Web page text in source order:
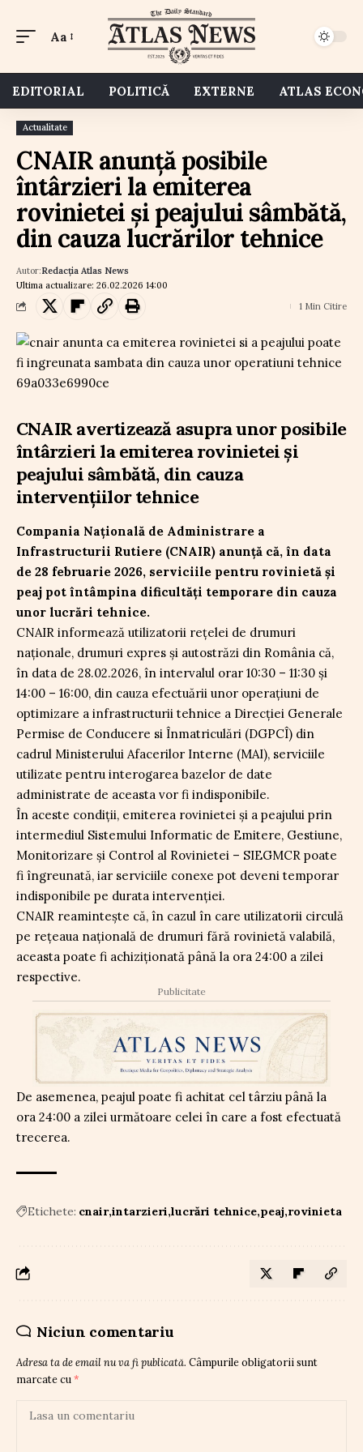
Aa
EDITORIAL POLITICĂ EXTERNE ATLAS
Actualitate
CNAIR anunță posibile
întârzieri la emiterea
rovinietei și peajului sâmbătă,
din cauza lucrărilor tehnice
Ultima actualizare: 26.02.2026 14:00
Autor:Redacția Atlas News
1 Min Citire
CNAIR avertizează asupra unor posibile
întârzieri la emiterea rovinietei și
peajului sâmbătă, din cauza
intervențiilor tehnice
Compania Națională de Administrare a
Infrastructurii Rutiere (CNAIR) anunță că, în data
de 28 februarie 2026, serviciile pentru rovinietă și
peaj pot întâmpina dificultăți temporare din cauza
unor lucrări tehnice.
CNAIR informează utilizatorii rețelei de drumuri
naționale, drumuri expres și autostrăzi din România că,
în data de 28.02.2026, în intervalul orar 10:30 – 11:30 și
14:00 – 16:00, din cauza efectuării unor operațiuni de
optimizare a infrastructurii tehnice a Direcției Generale
Permise de Conducere si Înmatriculări (DGPCÎ) din
cadrul Ministerului Afacerilor Interne (MAI), serviciile
utilizate pentru interogarea bazelor de date
administrate de aceasta vor fi indisponibile.
În aceste condiții, emiterea rovinietei și a peajului prin
intermediul Sistemului Informatic de Emitere, Gestiune,
Monitorizare și Control al Rovinietei – SIEGMCR poate
fi îngreunată, iar serviciile conexe pot deveni temporar
indisponibile pe durata intervenției.
CNAIR reamintește că, în cazul în care utilizatorii circulă
pe rețeaua națională de drumuri fără rovinietă valabilă,
aceasta poate fi achiziționată până la ora 24:00 a zilei
respective.
Publicitate
De asemenea, peajul poate fi achitat cel târziu până la
ora 24:00 a zilei următoare celei în care a fost efectuată
trecerea.
Etichete: cnair intarzieri lucrări tehnice peaj rovinieta
Niciun comentariu
Adresa ta de email nu va fi publicată. Câmpurile obligatorii sunt
marcate cu *